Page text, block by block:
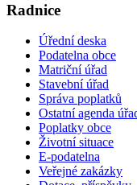
Radnice
Úřední deska
Podatelna obce
Matriční úřad
Stavební úřad
Správa poplatků
Ostatní agenda
Poplatky obce
Životní situace
E-podatelna
Veřejné zakázky